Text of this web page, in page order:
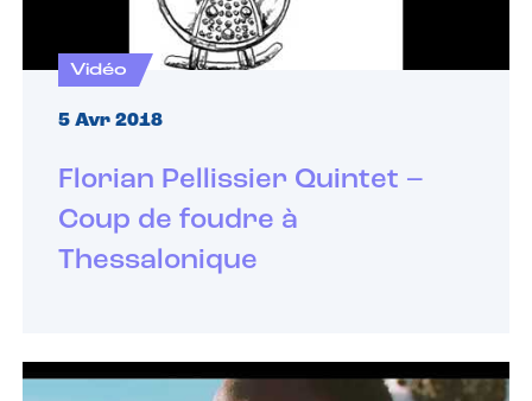
Vidéo
5 Avr 2018
Florian Pellissier Quintet –
Coup de foudre à
Thessalonique